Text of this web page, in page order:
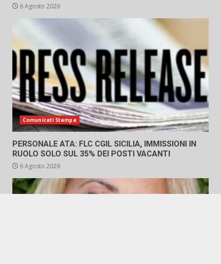
6 Agosto 2026
Comunicati Stampa
PERSONALE ATA: FLC CGIL SICILIA, IMMISSIONI IN
RUOLO SOLO SUL 35% DEI POSTI VACANTI
6 Agosto 2026